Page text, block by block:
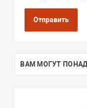
Отправить
ВАМ МОГУТ